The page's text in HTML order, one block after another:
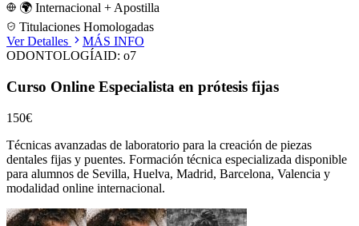
🌍 Internacional + Apostilla
Titulaciones Homologadas
Ver Detalles
MÁS INFO
ODONTOLOGÍAID: o7
Curso Online Especialista en prótesis fijas
150€
Técnicas avanzadas de laboratorio para la creación de piezas
dentales fijas y puentes. Formación técnica especializada disponible
para alumnos de Sevilla, Huelva, Madrid, Barcelona, Valencia y
modalidad online internacional.